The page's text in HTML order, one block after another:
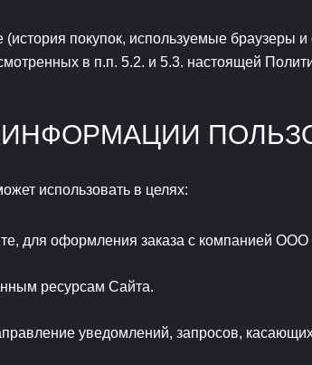
покупок, используемые браузеры
в п.п. 5.2. и 5.3. настоящей
использовать в целях:
для оформления заказа с компанией
ресурсам Сайта.
уведомлений, запросов,